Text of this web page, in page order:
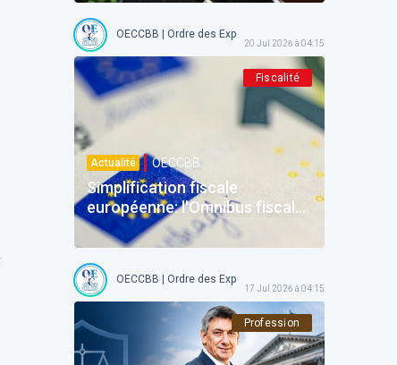
OECCBB | Ordre des Experts-comptables et
20 Jul 2026 à 04:15
Fiscalité
Actualité OECCBB
Simplification fiscale
européenne: l'Omnibus fiscal
et la refonte de la DAC du 24
juin 2026
OECCBB | Ordre des Experts-comptables et
17 Jul 2026 à 04:15
Profession